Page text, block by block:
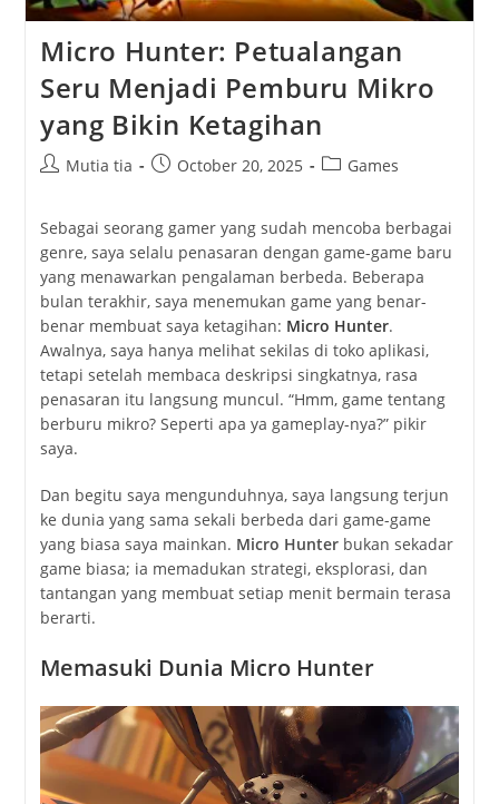
Micro Hunter: Petualangan
Seru Menjadi Pemburu Mikro
yang Bikin Ketagihan
PostMutia tia
PostOctober 20, 2025
PostGames
Sebagai seorang gamer yang sudah mencoba berbagai
genre, saya selalu penasaran dengan game-game baru
yang menawarkan pengalaman berbeda. Beberapa
bulan terakhir, saya menemukan game yang benar-
benar membuat saya ketagihan: Micro Hunter.
Awalnya, saya hanya melihat sekilas di toko aplikasi,
tetapi setelah membaca deskripsi singkatnya, rasa
penasaran itu langsung muncul. “Hmm, game tentang
berburu mikro? Seperti apa ya gameplay-nya?” pikir
saya.
Dan begitu saya mengunduhnya, saya langsung terjun
ke dunia yang sama sekali berbeda dari game-game
yang biasa saya mainkan. Micro Hunterbukan sekadar
game biasa; ia memadukan strategi, eksplorasi, dan
tantangan yang membuat setiap menit bermain terasa
berarti.
Memasuki Dunia Micro Hunter